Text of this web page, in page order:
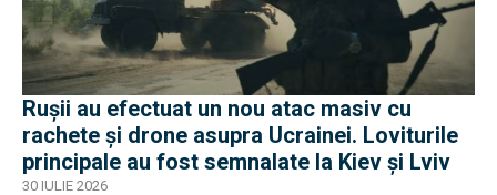
Rușii au efectuat un nou atac masiv cu
rachete și drone asupra Ucrainei. Loviturile
principale au fost semnalate la Kiev și Lviv
30 IULIE 2026